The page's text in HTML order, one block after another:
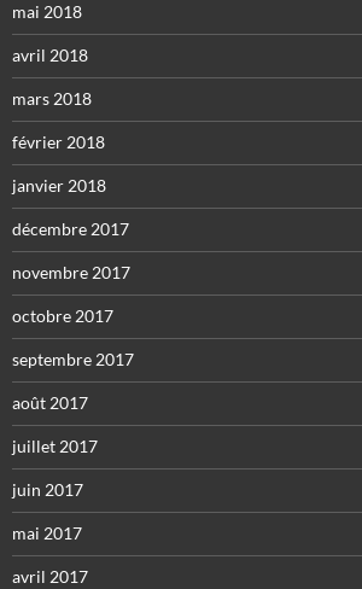
mai 2018
avril 2018
mars 2018
février 2018
janvier 2018
décembre 2017
novembre 2017
octobre 2017
septembre 2017
août 2017
juillet 2017
juin 2017
mai 2017
avril 2017